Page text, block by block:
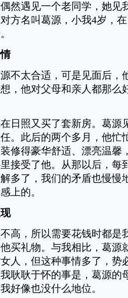
然遇见一个老同学，她见
方名叫葛源，小我4岁，
太合适，可是见面后，
，他对父母和亲人都那么
照又买了套新房。葛源
。此后的两个多月，他忙
修得豪华舒适、漂亮温馨
接受了他。从那以后，每
多了，我们的矛盾也慢慢
上的。
，所以需要花钱时都是
买礼物。与我相比，葛源
人，但这种事情多了，势
耿耿于怀的事是，葛源的
好像也没什么地位。